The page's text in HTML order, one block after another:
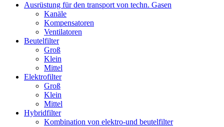
Ausrüstung für den transport von techn. Gasen
Kanäle
Kompensatoren
Ventilatoren
Beutelfilter
Groß
Klein
Mittel
Elektrofilter
Groß
Klein
Mittel
Hybridfilter
Kombination von elektro-und beutelfilter